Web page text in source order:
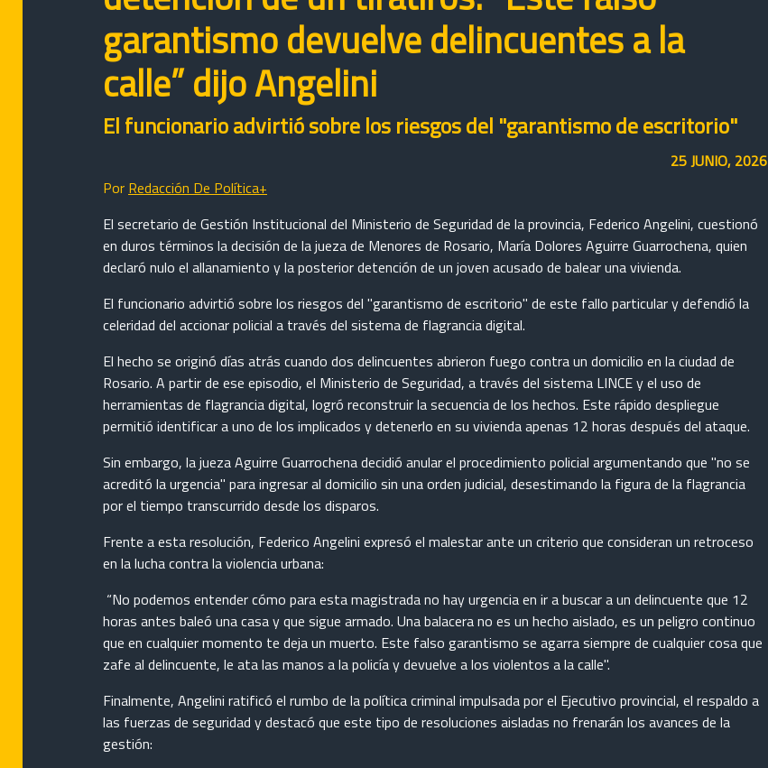
garantismo devuelve delincuentes a la
calle” dijo Angelini
El funcionario advirtió sobre los riesgos del "garantismo de escritorio"
25 JUNIO, 2026
Por Redacción De Política+
El secretario de Gestión Institucional del Ministerio de Seguridad de la provincia, Federico Angelini, cuestionó
en duros términos la decisión de la jueza de Menores de Rosario, María Dolores Aguirre Guarrochena, quien
declaró nulo el allanamiento y la posterior detención de un joven acusado de balear una vivienda.
El funcionario advirtió sobre los riesgos del "garantismo de escritorio" de este fallo particular y defendió la
celeridad del accionar policial a través del sistema de flagrancia digital.
El hecho se originó días atrás cuando dos delincuentes abrieron fuego contra un domicilio en la ciudad de
Rosario. A partir de ese episodio, el Ministerio de Seguridad, a través del sistema LINCE y el uso de
herramientas de flagrancia digital, logró reconstruir la secuencia de los hechos. Este rápido despliegue
permitió identificar a uno de los implicados y detenerlo en su vivienda apenas 12 horas después del ataque.
Sin embargo, la jueza Aguirre Guarrochena decidió anular el procedimiento policial argumentando que "no se
acreditó la urgencia" para ingresar al domicilio sin una orden judicial, desestimando la figura de la flagrancia
por el tiempo transcurrido desde los disparos.
Frente a esta resolución, Federico Angelini expresó el malestar ante un criterio que consideran un retroceso
en la lucha contra la violencia urbana:
“No podemos entender cómo para esta magistrada no hay urgencia en ir a buscar a un delincuente que 12
horas antes baleó una casa y que sigue armado. Una balacera no es un hecho aislado, es un peligro continuo
que en cualquier momento te deja un muerto. Este falso garantismo se agarra siempre de cualquier cosa que
zafe al delincuente, le ata las manos a la policía y devuelve a los violentos a la calle".
Finalmente, Angelini ratificó el rumbo de la política criminal impulsada por el Ejecutivo provincial, el respaldo a
las fuerzas de seguridad y destacó que este tipo de resoluciones aisladas no frenarán los avances de la
gestión: